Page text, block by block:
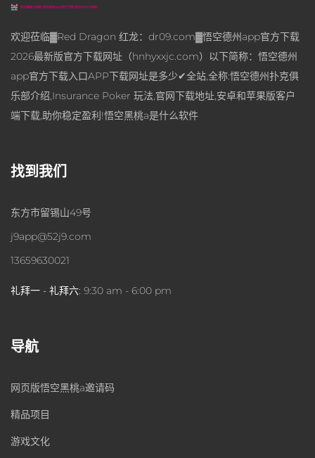
欢迎莅临▓Red Dragon 红龙：dr09.com▓悟空德州app官方下载
2026最新版官方下载网址（hnhyxxjc.com）以下简称：悟空德州
app官方下载入口APP下载网址是多少✔全站,全称:悟空德州扑克俱
乐部介绍,Insurance Poker 玩法,官网下载地址,安卓和苹果版客户
端下载,助你稳定盈利!悟空黑桃a是什么软件
找到我们
东方市留锡山49号
j9app@52j9.com
13659630021
礼拜一 - 礼拜六: 9:30 am - 6:00 pm
导航
网页版悟空黑桃a邀请码
精品项目
游戏文化